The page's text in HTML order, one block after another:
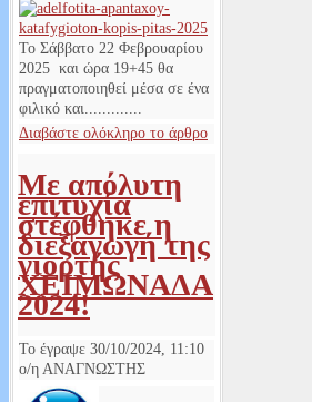
Το Σάββατο 22 Φεβρουαρίου
2025 και ώρα 19+45 θα
πραγματοποιηθεί μέσα σε ένα
φιλικό και.............
Διαβάστε ολόκληρο το άρθρο
Με απόλυτη
επιτυχία
στέφθηκε η
διεξαγωγή της
γιορτής
ΧΕΙΜΩΝΑΔΑ
2024!
Το έγραψε 30/10/2024, 11:10
ο/η ΑΝΑΓΝΩΣΤΗΣ